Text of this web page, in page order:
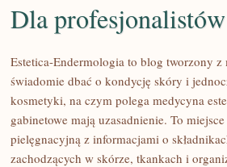
Dla profesjonalistów
Estetica-Endermologia to blog tworzony
świadomie dbać o kondycję skóry i
kosmetyki, na czym polega medycyna
gabinetowe mają uzasadnienie. To
pielęgnacyjną z informacjami o
zachodzących w skórze, tkankach i